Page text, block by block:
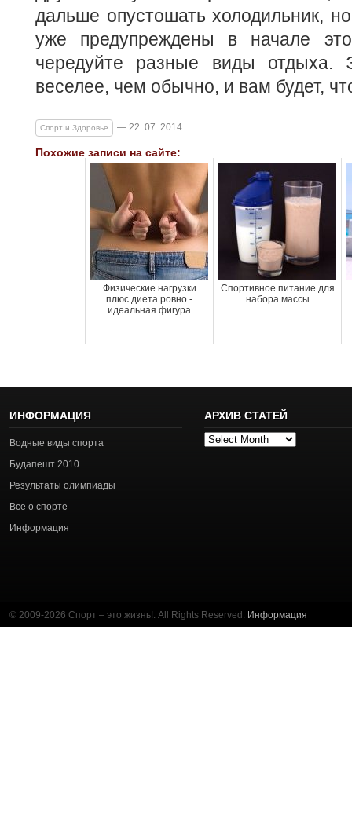
дальше опустошать холодильник,
уже предупреждены в начале
чередуйте разные виды отдыха.
веселее, чем обычно, и вам будет,
Спорт и Здоровье — 22. 07. 2014
Похожие записи на сайте:
Физические нагрузки
плюс диета ровно -
идеальная фигура
Спортивное питание для
набора массы
ИНФОРМАЦИЯ
Водные виды спорта
Будапешт 2010
Результаты олимпиады
Все о спорте
Информация
АРХИВ СТАТЕЙ
Архив
© 2009-2026 Спорт – это жизнь!. All Rights Reserved. Информация